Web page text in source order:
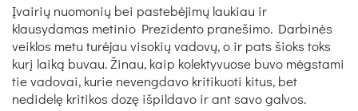
Įvairių nuomonių bei pastebėjimų laukiau ir
klausydamas metinio Prezidento pranešimo. Darbinės
veiklos metu turėjau visokių vadovų, o ir pats šioks toks
kurį laiką buvau. Žinau, kaip kolektyvuose buvo mėgstami
tie vadovai, kurie nevengdavo kritikuoti kitus, bet
nedidelę kritikos dozę išpildavo ir ant savo galvos.